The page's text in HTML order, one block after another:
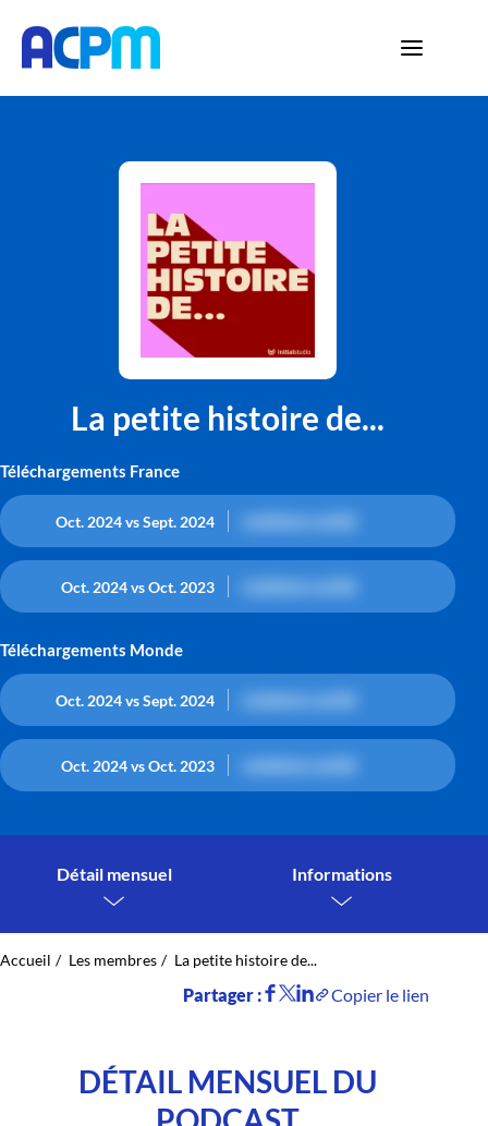
La petite histoire de...
Téléchargements France
Oct. 2024 vs Sept. 2024
Oct. 2024 vs Oct. 2023
Téléchargements Monde
Oct. 2024 vs Sept. 2024
Oct. 2024 vs Oct. 2023
Détail mensuel Informations
Accueil Les membres La petite histoire de...
Partager : Copier le lien
DÉTAIL MENSUEL DU